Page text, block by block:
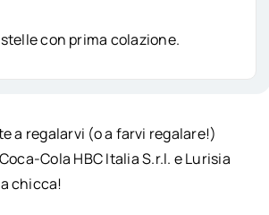
con prima colazione.
a regalarvi (o a farvi regalare!)
Cola HBC Italia S.r.l. e Lurisia
chicca!